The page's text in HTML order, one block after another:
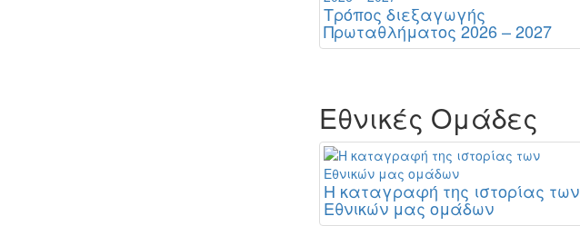
Τρόπος διεξαγωγής
Πρωταθλήματος 2026 – 2027
Εθνικές Ομάδες
Η καταγραφή της ιστορίας των
Εθνικών μας ομάδων